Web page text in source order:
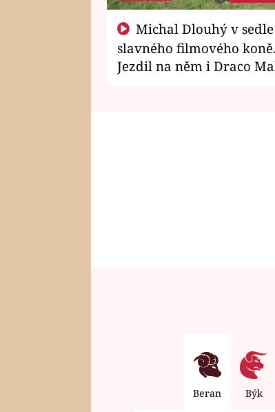
slavného filmového koně.
Jezdil na něm i Draco
Beran Býk